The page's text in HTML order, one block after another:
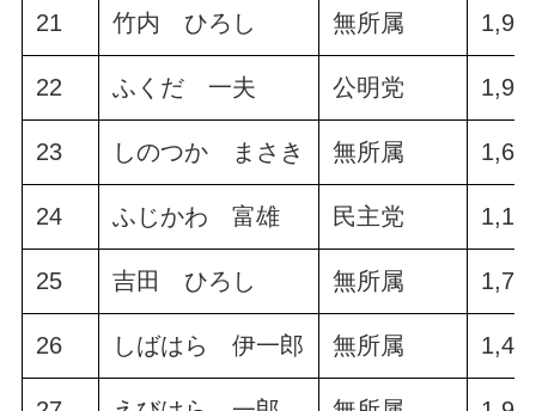
21 竹内 ひろし 無所属
22 ふくだ 一夫 公明党
23 しのつか まさき 無所属
24 ふじかわ 富雄 民主党
25 吉田 ひろし 無所属
26 しばはら 伊一郎 無所属